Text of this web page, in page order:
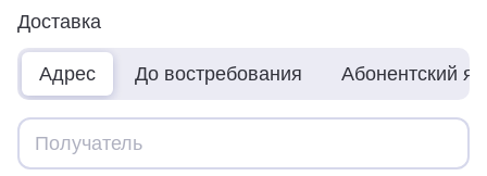
Доставка
Адрес До востребования Абонентский